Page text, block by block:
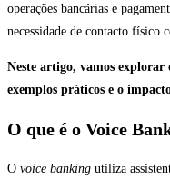
operações bancárias e
necessidade de contacto físico
Neste artigo, vamos
exemplos práticos e o
O que é o Voice
O voice banking utiliza